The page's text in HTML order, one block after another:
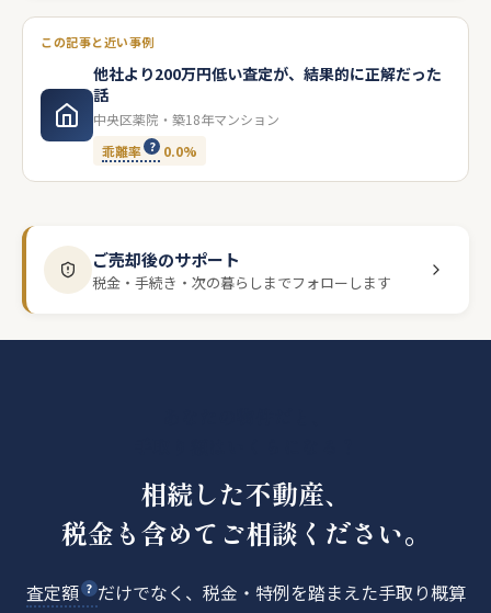
この記事と近い事例
他社より200万円低い査定が、結果的に正解だった
話
中央区薬院・築18年マンション
乖離率
0.0%
ご売却後のサポート
税金・手続き・次の暮らしまでフォローします
相続した不動産、
税金も含めてご相談ください。
査定額
だけでなく、税金・特例を踏まえた手取り概算